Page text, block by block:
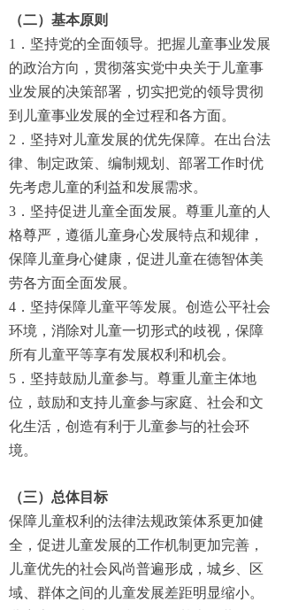
（二）基本原则
1．坚持党的全面领导。把握儿童事业发展
的政治方向，贯彻落实党中央关于儿童事
业发展的决策部署，切实把党的领导贯彻
到儿童事业发展的全过程和各方面。
2．坚持对儿童发展的优先保障。在出台法
律、制定政策、编制规划、部署工作时优
先考虑儿童的利益和发展需求。
3．坚持促进儿童全面发展。尊重儿童的人
格尊严，遵循儿童身心发展特点和规律，
保障儿童身心健康，促进儿童在德智体美
劳各方面全面发展。
4．坚持保障儿童平等发展。创造公平社会
环境，消除对儿童一切形式的歧视，保障
所有儿童平等享有发展权利和机会。
5．坚持鼓励儿童参与。尊重儿童主体地
位，鼓励和支持儿童参与家庭、社会和文
化生活，创造有利于儿童参与的社会环
境。
（三）总体目标
保障儿童权利的法律法规政策体系更加健
全，促进儿童发展的工作机制更加完善，
儿童优先的社会风尚普遍形成，城乡、区
域、群体之间的儿童发展差距明显缩小。